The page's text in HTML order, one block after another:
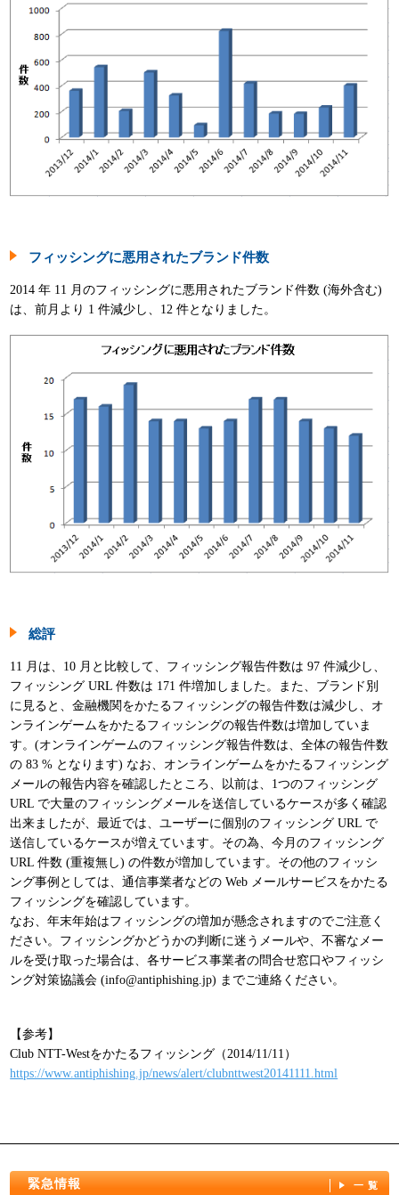
フィッシングに悪用されたブランド件数
2014 年 11 月のフィッシングに悪用されたブランド件数 (海外含む)
は、前月より 1 件減少し、12 件となりました。
総評
11 月は、10 月と比較して、フィッシング報告件数は 97 件減少し、
フィッシング URL 件数は 171 件増加しました。また、ブランド別
に見ると、金融機関をかたるフィッシングの報告件数は減少し、オ
ンラインゲームをかたるフィッシングの報告件数は増加していま
す。(オンラインゲームのフィッシング報告件数は、全体の報告件数
の 83 % となります) なお、オンラインゲームをかたるフィッシング
メールの報告内容を確認したところ、以前は、1つのフィッシング
URL で大量のフィッシングメールを送信しているケースが多く確認
出来ましたが、最近では、ユーザーに個別のフィッシング URL で
送信しているケースが増えています。その為、今月のフィッシング
URL 件数 (重複無し) の件数が増加しています。その他のフィッシ
ング事例としては、通信事業者などの Web メールサービスをかたる
フィッシングを確認しています。
なお、年末年始はフィッシングの増加が懸念されますのでご注意く
ださい。フィッシングかどうかの判断に迷うメールや、不審なメー
ルを受け取った場合は、各サービス事業者の問合せ窓口やフィッシ
ング対策協議会 (info@antiphishing.jp) までご連絡ください。
【参考】
Club NTT-Westをかたるフィッシング（2014/11/11）
https://www.antiphishing.jp/news/alert/clubnttwest20141111.html
緊急情報 一覧